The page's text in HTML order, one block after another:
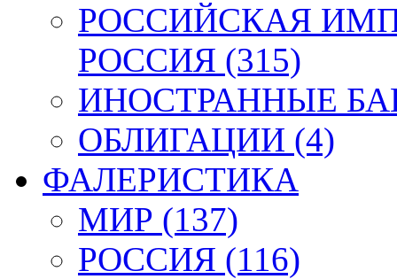
РОССИЙСКАЯ
РОССИЯ (315)
ИНОСТРАННЫЕ
ОБЛИГАЦИИ (4)
ФАЛЕРИСТИКА
МИР (137)
РОССИЯ (116)